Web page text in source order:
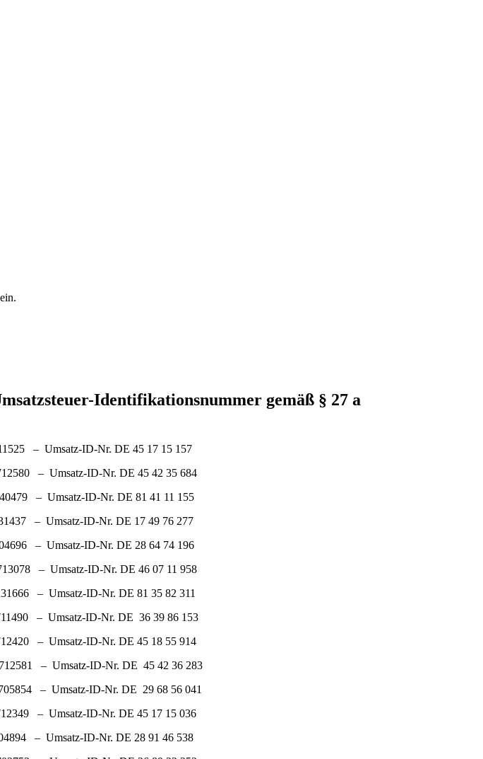
Identifikationsnummer gemäß § 27 a
– Umsatz-ID-Nr. DE 45 17 15 157
– Umsatz-ID-Nr. DE 45 42 35 684
Umsatz-ID-Nr. DE 81 41 11 155
Umsatz-ID-Nr. DE 17 49 76 277
– Umsatz-ID-Nr. DE 28 64 74 196
– Umsatz-ID-Nr. DE 46 07 11 958
Umsatz-ID-Nr. DE 81 35 82 311
Umsatz-ID-Nr. DE 36 39 86 153
Umsatz-ID-Nr. DE 45 18 55 914
– Umsatz-ID-Nr. DE 45 42 36 283
– Umsatz-ID-Nr. DE 29 68 56 041
Umsatz-ID-Nr. DE 45 17 15 036
– Umsatz-ID-Nr. DE 28 91 46 538